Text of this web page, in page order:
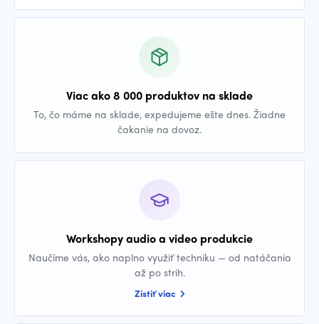
Viac ako 8 000 produktov na sklade
To, čo máme na sklade, expedujeme ešte dnes. Žiadne
čakanie na dovoz.
Workshopy audio a video produkcie
Naučíme vás, ako naplno využiť techniku — od natáčania
až po strih.
Zistiť viac